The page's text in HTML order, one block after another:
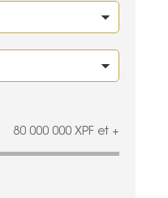
80 000 000 XPF et +